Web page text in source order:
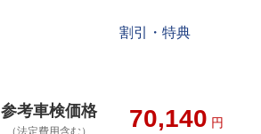
割引・特典
参考車検価格
（法定費用含む） 70,140 円